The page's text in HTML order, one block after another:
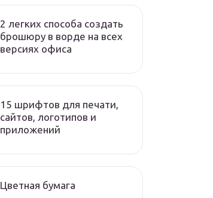
2 легких способа создать
брошюру в ворде на всех
версиях офиса
15 шрифтов для печати,
сайтов, логотипов и
приложений
Цветная бумага